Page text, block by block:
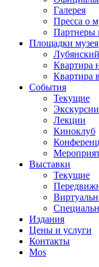
Галерея
Пресса о
Партнеры
Площадки музея
Квартира
Квартира
События
Текущие
Экскурсии
Лекции
Киноклуб
Выставки
Текущие
Издания
Цены и услуги
Контакты
Mos